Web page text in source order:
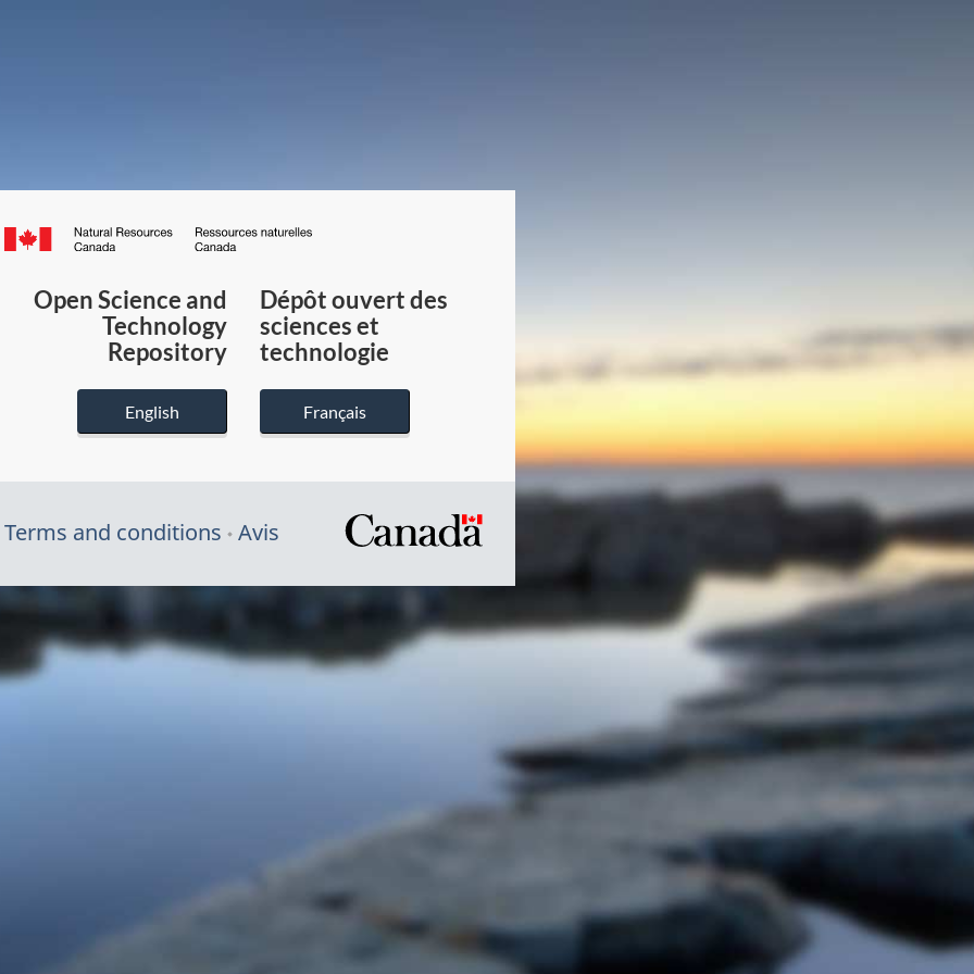
Canada.ca
du
Canada
Open Science and
Technology
Repository
English
Dépôt ouvert des
sciences et
technologie
Français
Terms and conditions Avis
/
Symbole
gouvernement